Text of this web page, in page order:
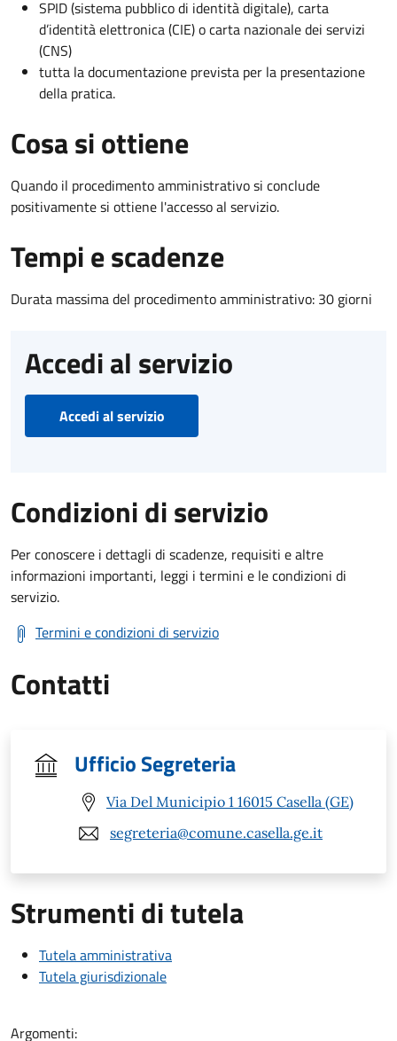
SPID (sistema pubblico di identità digitale), carta
d’identità elettronica (CIE) o carta nazionale dei servizi
(CNS)
tutta la documentazione prevista per la presentazione
della pratica.
Cosa si ottiene
Quando il procedimento amministrativo si conclude
positivamente si ottiene l'accesso al servizio.
Tempi e scadenze
Durata massima del procedimento amministrativo: 30 giorni
Accedi al servizio
Accedi al servizio
Condizioni di servizio
Per conoscere i dettagli di scadenze, requisiti e altre
informazioni importanti, leggi i termini e le condizioni di
servizio.
Termini e condizioni di servizio
Contatti
Ufficio Segreteria
Via Del Municipio 1 16015 Casella (GE)
segreteria@comune.casella.ge.it
Strumenti di tutela
Tutela amministrativa
Tutela giurisdizionale
Argomenti: